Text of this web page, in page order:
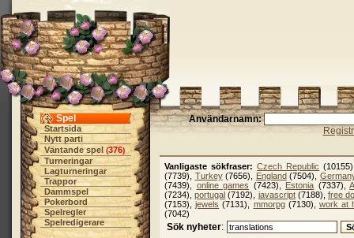
Spel
Startsida
Nytt parti
Väntande spel (376)
Turneringar
Lagturneringar
Trappor
Dammspel
Pokerbord
Spelregler
Spelredigerare
Användarnamn:
Vanligaste sökfraser: Czech Republic
(7739), Turkey(7656), England(7504),
(7439), online games (7423), Estonia (7337),
(7234),portugal (7192), javascript(7188),free
(7153),jewels (7131), mmorpg(7130),work at
(7042)
Sök nyheter: